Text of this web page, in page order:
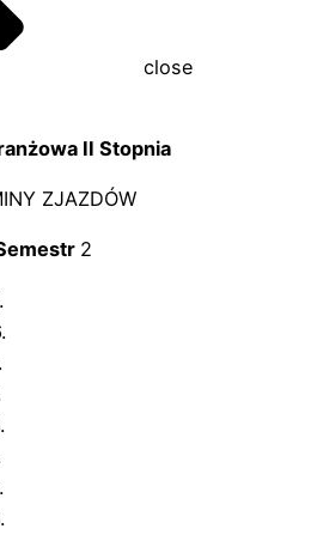
close
II Stopnia
ZJAZDÓW
2